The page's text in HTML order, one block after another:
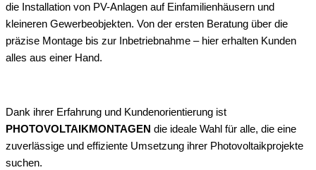
die Installation von PV-Anlagen auf Einfamilienhäusern und
kleineren Gewerbeobjekten. Von der ersten Beratung über die
präzise Montage bis zur Inbetriebnahme – hier erhalten Kunden
alles aus einer Hand.
Dank ihrer Erfahrung und Kundenorientierung ist
PHOTOVOLTAIKMONTAGEN die ideale Wahl für alle, die eine
zuverlässige und effiziente Umsetzung ihrer Photovoltaikprojekte
suchen.